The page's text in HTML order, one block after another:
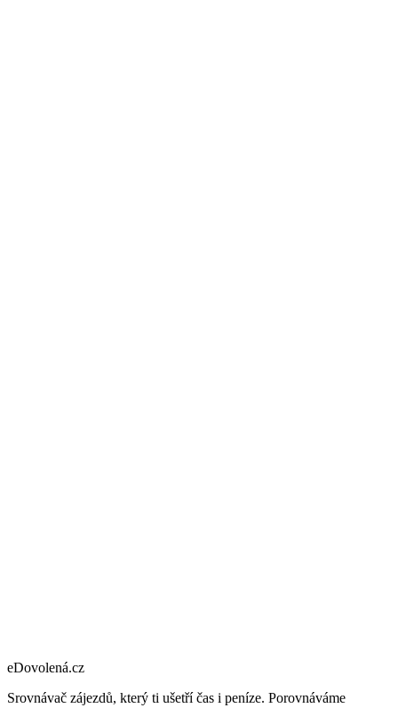
eDovolená.cz
Srovnávač zájezdů, který ti ušetří čas i peníze. Porovnáváme